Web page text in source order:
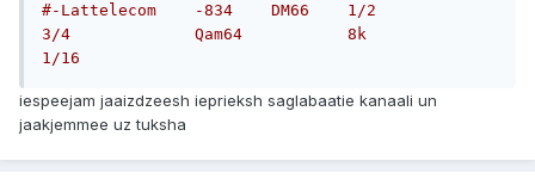
#-Lattelecom	-834	DM66	1/2
3/4		Qam64		8k
1/16
iespeejam jaaizdzeesh ieprieksh saglabaatie kanaali un
jaakjemmee uz tuksha